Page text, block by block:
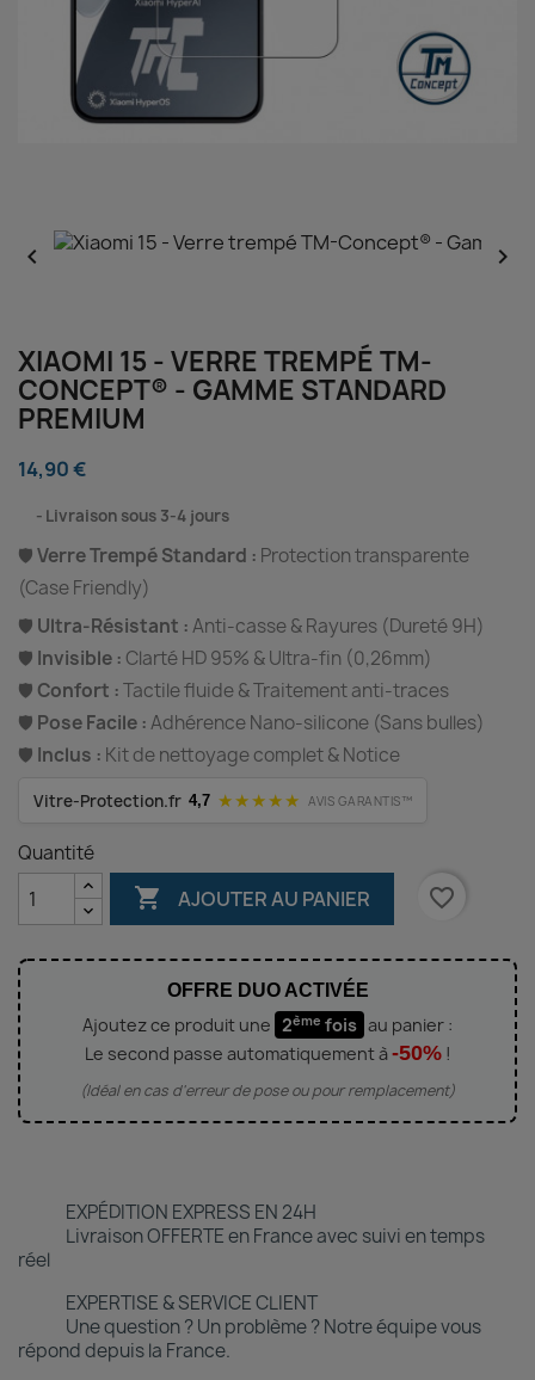
 
XIAOMI 15 - VERRE TREMPÉ TM-
CONCEPT® - GAMME STANDARD
PREMIUM
14,90 €
Livraison sous 3-4 jours
🛡️Verre Trempé Standard : Protection transparente
(Case Friendly)
🛡️ Ultra-Résistant :Anti-casse & Rayures (Dureté 9H)
🛡️ Invisible : Clarté HD 95% & Ultra-fin (0,26mm)
🛡️ Confort :Tactile fluide & Traitement anti-traces
🛡️ Pose Facile :Adhérence Nano-silicone (Sans bulles)
🛡️ Inclus : Kit de nettoyage complet & Notice
Vitre-Protection.fr 4,7 ★★★★★ AVIS GARANTIS™
Quantité
 AJOUTER AU PANIER favorite_border
OFFRE DUO ACTIVÉE
Ajoutez ce produit une 2ème fois au panier :
Le second passe automatiquement à-50%!
(Idéal en cas d'erreur de pose ou pour remplacement)
EXPÉDITION EXPRESS EN 24H
Livraison OFFERTE en France avec suivi en temps
réel
EXPERTISE & SERVICE CLIENT
Une question ? Un problème ? Notre équipe vous
répond depuis la France.